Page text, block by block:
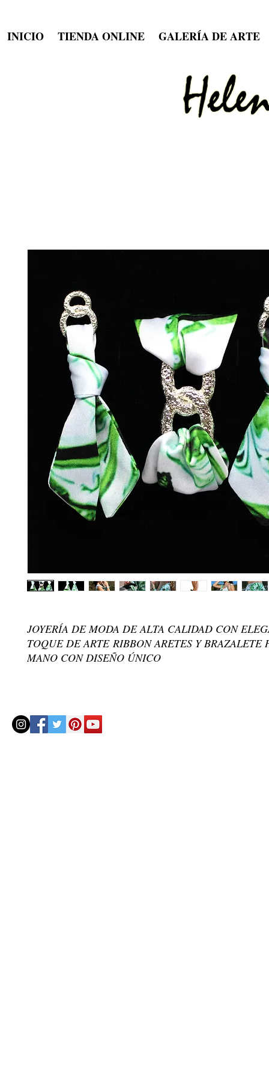
INICIO TIENDA ONLINE GALERÍA DE ARTE
JOYERÍA DE MODA DE ALTA CALIDAD CON
TOQUE DE ARTE RIBBON ARETES Y BRAZALETE
MANO CON DISEÑO ÚNICO